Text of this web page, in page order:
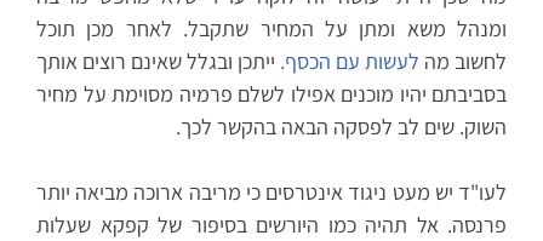
ומנהל משא ומתן על המחיר שתקבל. לאחר מכן תוכל
לחשוב מה לעשות עם הכסף. ייתכן ובגלל שאינם רוצים אותך
בסביבתם יהיו מוכנים אפילו לשלם פרמיה מסוימת על מחיר
השוק. שים לב לפסקה הבאה בהקשר לכך.
לעו"ד יש מעט ניגוד אינטרסים כי מריבה ארוכה מביאה יותר
פרנסה. אל תהיה כמו היורשים בסיפור של קפקא שעלות